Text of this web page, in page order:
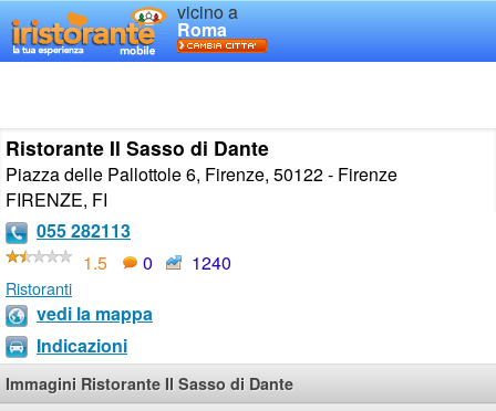
vicino a
Roma
Ristorante Il Sasso di Dante
Piazza delle Pallottole 6, Firenze, 50122 - Firenze
FIRENZE, FI
055 282113
1.5
0 1240
Ristoranti
vedi la mappa
Indicazioni
Immagini Ristorante Il Sasso di Dante